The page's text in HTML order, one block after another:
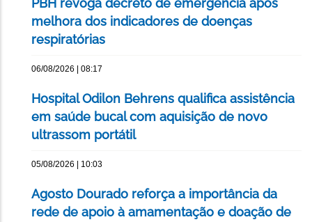
PBH revoga decreto de emergência após
melhora dos indicadores de doenças
respiratórias
06/08/2026 | 08:17
Hospital Odilon Behrens qualifica assistência
em saúde bucal com aquisição de novo
ultrassom portátil
05/08/2026 | 10:03
Agosto Dourado reforça a importância da
rede de apoio à amamentação e doação de